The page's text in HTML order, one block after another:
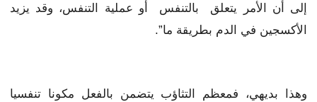
إلى أن الأمر يتعلق بالتنفس أو عملية التنفس، وقد يزيد
الأكسجين في الدم بطريقة ما”.
وهذا بديهي، فمعظم التثاؤب يتضمن بالفعل مكونا تنفسيا